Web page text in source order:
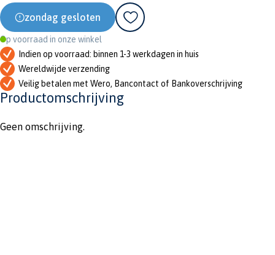
zondag gesloten
Op voorraad in onze winkel
Indien op voorraad: binnen 1-3 werkdagen in huis
Wereldwijde verzending
Veilig betalen met Wero, Bancontact of Bankoverschrijving
Productomschrijving
Geen omschrijving.